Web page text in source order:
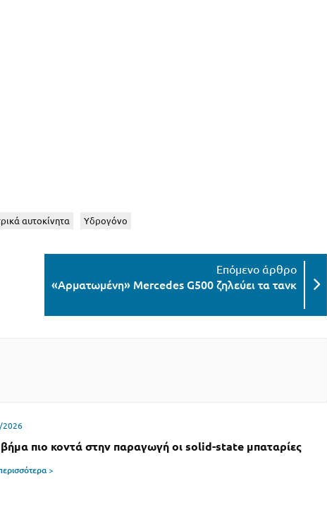
αυτοκίνητα Υδρογόνο
«Αρματωμένη» Mercedes G500 ζηλεύει τα τανκ
2026
πιο κοντά στην παραγωγή οι solid-state μπαταρίες
>